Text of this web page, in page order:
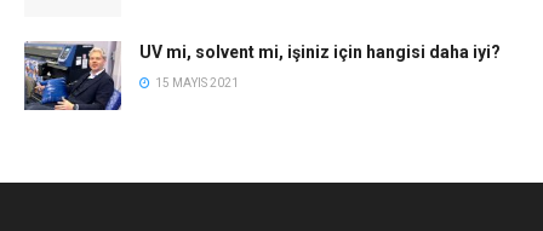
UV mi, solvent mi, işiniz için hangisi daha iyi?
15 MAYIS 2021